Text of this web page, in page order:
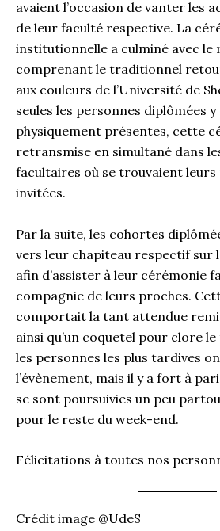
avaient l’occasion de vanter les
de leur faculté respective. La
institutionnelle a culminé avec le
comprenant le traditionnel
aux couleurs de l’Université de
seules les personnes diplômées
physiquement présentes, cette
retransmise en simultané dans
facultaires où se trouvaient leurs
invitées.
Par la suite, les cohortes
vers leur chapiteau respectif sur
afin d’assister à leur cérémonie
compagnie de leurs proches.
comportait la tant attendue
ainsi qu’un coquetel pour clore le
les personnes les plus tardives
l’évènement, mais il y a fort à
se sont poursuivies un peu
pour le reste du week-end.
Félicitations à toutes nos
Crédit image @UdeS